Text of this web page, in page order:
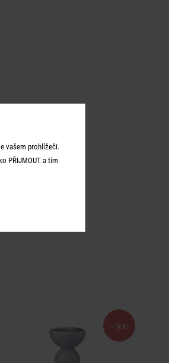
-50 %
vašem prohlížeči.
PŘIJMOUT a tím